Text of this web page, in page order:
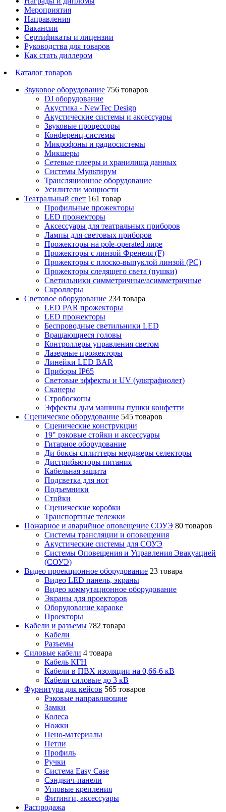
Мероприятия
Направления
Вакансии
Сертификаты и лицензии
Руководства для товаров
Как стать диллером
Каталог товаров
Звуковое оборудование 756 товаров
DJ оборудование
Акустика - NewTec Design
Акустические системы и аксессуары
Звуковые процессоры
Конференц-системы
Микрофоны и радиосистемы
Микшеры
Сетевые плееры и хранилища данных
Системы Мультирум
Трансляционное оборудование
Усилители мощности
Театральный свет 161 товар
Профильные прожекторы
LED прожекторы
Аксессуары для театральных приборов
Лампы для световых приборов
Прожекторы на pole-operated лире
Прожекторы с линзой Френеля (F)
Прожекторы с плоско-выпуклой линзой (PC)
Прожекторы следящего света (пушки)
Светильники симметричные/асимметричные
Скроллеры
Световое оборудование 234 товара
LED PAR прожекторы
LED прожекторы
Беспроводные светильники LED
Вращающиеся головы
Контроллеры управления светом
Лазерные прожекторы
Линейки LED BAR
Приборы IP65
Световые эффекты и UV (ультрафиолет)
Сканеры
Стробоскопы
Эффекты дым машины пушки конфетти
Сценическое оборудование 545 товаров
Сценические конструкции
19" рэковые стойки и аксесcуары
Гитарное оборудование
Ди боксы сплиттеры мерджеры селекторы
Дистрибьюторы питания
Кабельная защита
Подсветка для нот
Подъемники
Стойки
Сценические коробки
Транспортные тележки
Пожарное и аварийное оповещение СОУЭ 80 товаров
Cистемы трансляции и оповещения
Акустические системы для СОУЭ
Системы Оповещения и Управления Эвакуацией
(СОУЭ)
Видео проекционное оборудование 23 товара
Видео LED панель, экраны
Видео коммутационное оборудование
Экраны для проекторов
Оборудование караоке
Проекторы
Кабели и разъемы 782 товара
Кабели
Разъемы
Силовые кабели 4 товара
Кабель КГН
Кабели в ПВХ изоляции на 0,66-6 кВ
Кабели силовые до 3 кВ
Фурнитура для кейсов 565 товаров
Рэковые направляющие
Замки
Колеса
Ножки
Пено-материалы
Петли
Профиль
Ручки
Система Easy Case
Сэндвич-панели
Угловые крепления
Фитинги, аксессуары
Распродажа